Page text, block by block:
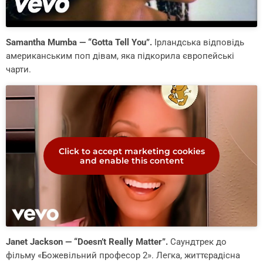
Samantha Mumba — “Gotta Tell You”. Ірландська відповідь
американським поп дівам, яка підкорила європейські
чарти.
Click to accept marketing cookies
and enable this content
Janet Jackson — “Doesn’t Really Matter”. Саундтрек до
фільму «Божевільний професор 2». Легка, життєрадісна